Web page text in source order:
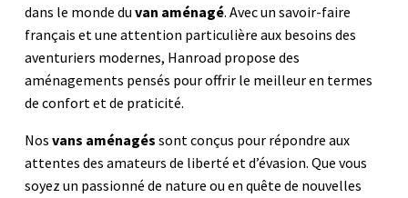
dans le monde du van aménagé. Avec un savoir-faire
français et une attention particulière aux besoins des
aventuriers modernes, Hanroad propose des
aménagements pensés pour offrir le meilleur en termes
de confort et de praticité.
Nos vans aménagés sont conçus pour répondre aux
attentes des amateurs de liberté et d’évasion. Que vous
soyez un passionné de nature ou en quête de nouvelles